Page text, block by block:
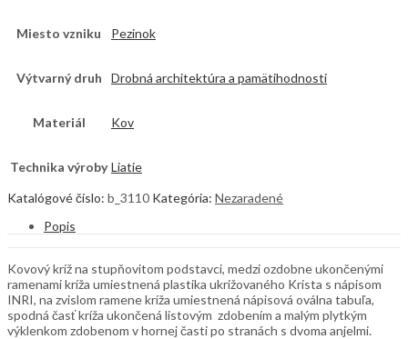
Miesto vzniku Pezinok
Výtvarný druh Drobná architektúra a pamätihodnosti
Materiál Kov
Technika výroby Liatie
Katalógové číslo: b_3110 Kategória: Nezaradené
Popis
Kovový kríž na stupňovitom podstavci, medzi ozdobne ukončenými
ramenami kríža umiestnená plastika ukrižovaného Krista s nápisom
INRI, na zvislom ramene kríža umiestnená nápisová oválna tabuľa,
spodná časť kríža ukončená listovým zdobením a malým plytkým
výklenkom zdobenom v hornej časti po stranách s dvoma anjelmi.